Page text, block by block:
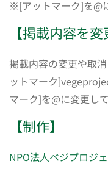
※[アットマーク]を@
【掲載内容を
掲載内容の変更や取
ットマーク
マーク]を@に変更し
【制作】
NPO法人ベジプロジ